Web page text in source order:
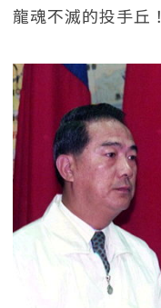
龍魂不滅的投手丘